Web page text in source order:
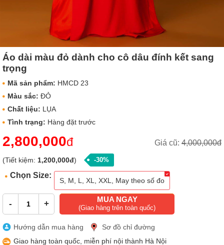
Áo dài màu đỏ dành cho cô dâu đính kết sang
trọng
Mã sản phẩm: HMCD 23
Màu sắc: ĐỎ
Chất liệu: LỤA
Tình trạng: Hàng đặt trước
Giá cũ: 4,000,000đ
2,800,000đ
(Tiết kiệm: 1,200,000đ) -30%
Chọn Size:
S, M, L, XL, XXL, May theo số đo
- + MUA NGAY
(Giao hàng trên toàn quốc)
Hướng dẫn mua hàng
Sơ đồ chỉ đường
Giao hàng toàn quốc, miễn phí nội thành Hà Nội